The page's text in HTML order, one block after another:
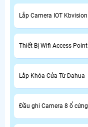
Lắp Camera IOT Kbvision
Thiết Bị Wifi Access Point
Lắp Khóa Cửa Từ Dahua
Đầu ghi Camera 8 ổ